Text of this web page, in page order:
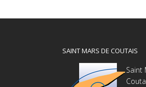
SAINT MARS DE COUTAIS
Saint